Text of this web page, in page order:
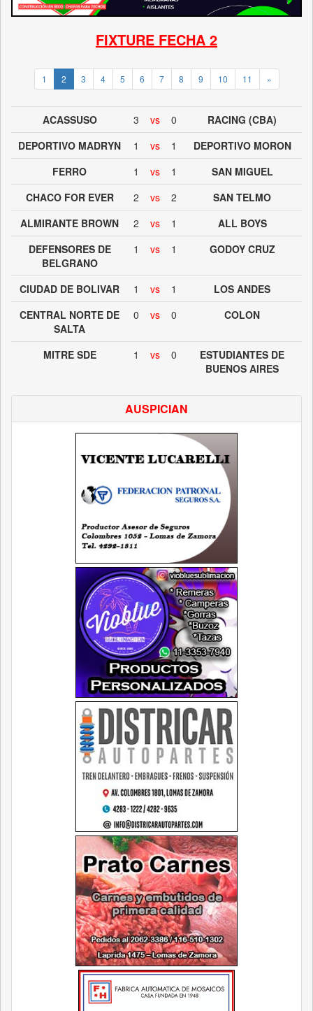
FIXTURE FECHA 2
1 2 3 4 5 6 7 8 9 10 11 »
ACASSUSO 3 vs 0
RACING (CBA)
DEPORTIVO MADRYN
1 vs 1
DEPORTIVO MORON
FERRO
1 vs 1
SAN MIGUEL
CHACO FOR EVER
2 vs 2
SAN TELMO
ALMIRANTE BROWN
2 vs 1
ALL BOYS
DEFENSORES DE
BELGRANO
1 vs 1 GODOY CRUZ
CIUDAD DE BOLIVAR 1 vs 1
LOS ANDES
CENTRAL NORTE DE
SALTA
0 vs 0 COLON
MITRE SDE 1 vs 0
ESTUDIANTES DE
BUENOS AIRES
AUSPICIAN